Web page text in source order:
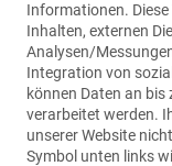
Waldemar Link GmbH
Barkhausenweg 10
22339 Hamburg
+49 (0)40-539
info@link-
Informationen.
Inhalten, externen
Analysen/
Integration von
können Daten an bis
verarbeitet werden.
unserer Website
Symbol unten links